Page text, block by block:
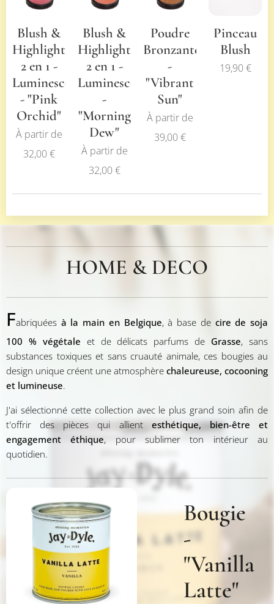
Blush &
Highlighter
2 en 1 -
Luminescence
- "Pink
Orchid"
À partir de
32,00€
Blush &
Highlighter
2 en 1 -
Luminescence
-
"Morning
Dew"
À partir de
32,00€
Poudre
Bronzante
-
"Vibrant
Sun"
À partir de
39,00€
Pinceau
Blush
19,90€
HOME & DECO
Fabriquées à la main en Belgique, à base de cire de soja
100 % végétale et de délicats parfums de Grasse, sans
substances toxiques et sans cruauté animale, ces bougies au
design unique créent une atmosphère chaleureuse, cocooning
et lumineuse.
J'ai sélectionné cette collection avec le plus grand soin afin de
t'offrir des pièces qui allient esthétique, bien-être et
engagement éthique, pour sublimer ton intérieur au
quotidien.
Bougie
-
"Vanilla
Latte"